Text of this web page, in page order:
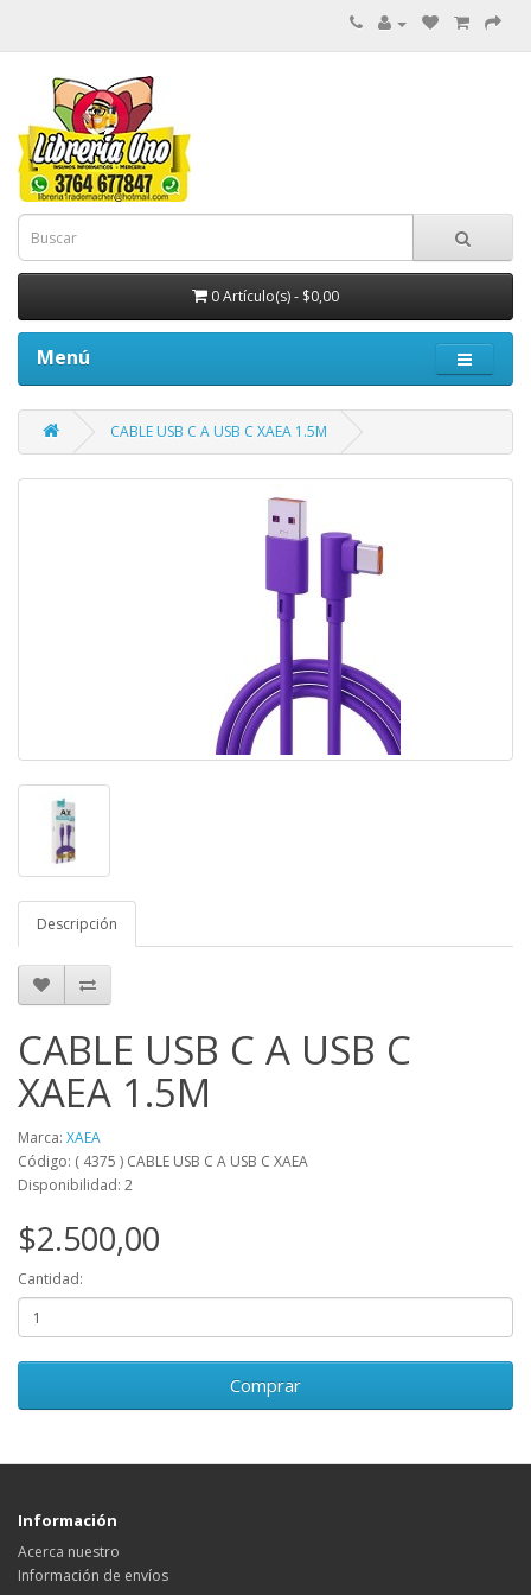
0 Artículo(s) - $0,00
Menú
CABLE USB C A USB C XAEA 1.5M
Descripción
CABLE USB C A USB C
XAEA 1.5M
Marca: XAEA
Código: ( 4375 ) CABLE USB C A USB C XAEA
Disponibilidad: 2
$2.500,00
Cantidad:
Comprar
Información
Acerca nuestro
Información de envíos